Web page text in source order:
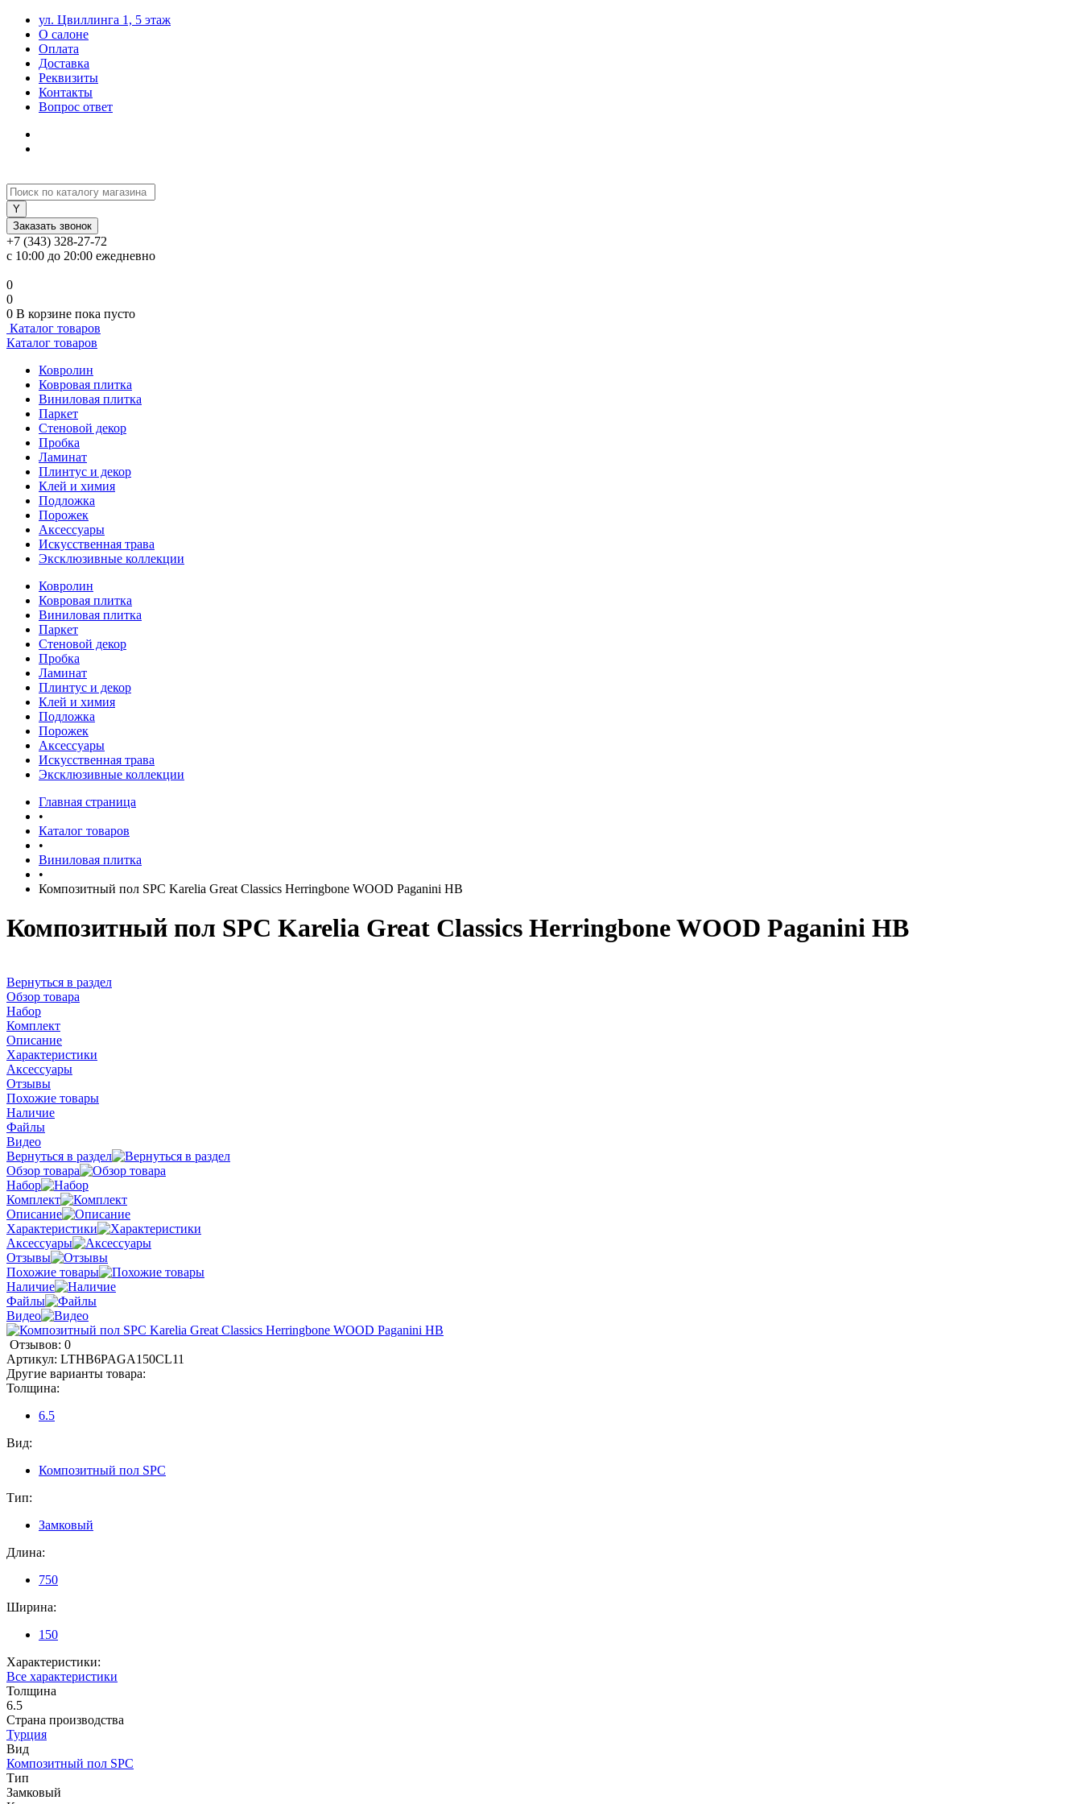
ул. Цвиллинга 1, 5 этаж
О салоне
Оплата
Доставка
Реквизиты
Контакты
Вопрос ответ
Заказать звонок
+7 (343) 328-27-72
с 10:00 до 20:00 ежедневно
0
0
0 В корзине пока пусто
Каталог товаров
Каталог товаров
Ковролин
Ковровая плитка
Виниловая плитка
Паркет
Стеновой декор
Пробка
Ламинат
Плинтус и декор
Клей и химия
Подложка
Порожек
Аксессуары
Искусственная трава
Эксклюзивные коллекции
Ковролин
Ковровая плитка
Виниловая плитка
Паркет
Стеновой декор
Пробка
Ламинат
Плинтус и декор
Клей и химия
Подложка
Порожек
Аксессуары
Искусственная трава
Эксклюзивные коллекции
Главная страница
•
Каталог товаров
•
Виниловая плитка
•
Композитный пол SPC Karelia Great Classics Herringbone WOOD Paganini HB
Композитный пол SPC Karelia Great Classics Herringbone WOOD Paganini HB
Вернуться в раздел
Обзор товара
Набор
Комплект
Описание
Характеристики
Аксессуары
Отзывы
Похожие товары
Наличие
Файлы
Видео
Вернуться в раздел
Обзор товара
Набор
Комплект
Описание
Характеристики
Аксессуары
Отзывы
Похожие товары
Наличие
Файлы
Видео
Отзывов: 0
Артикул: LTHB6PAGA150CL11
Другие варианты товара:
Толщина:
6.5
Вид:
Композитный пол SPC
Тип:
Замковый
Длина:
750
Ширина:
150
Характеристики:
Все характеристики
Толщина
6.5
Страна производства
Турция
Вид
Композитный пол SPC
Тип
Замковый